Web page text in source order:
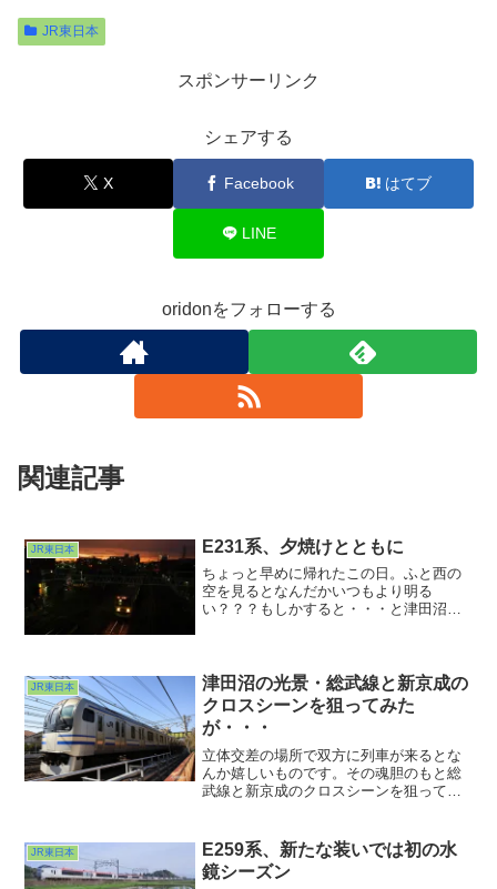
JR東日本
スポンサーリンク
シェアする
X Facebook はてブ
LINE
oridonをフォローする
関連記事
JR東日本 E231系、夕焼けとともに
ちょっと早めに帰れたこの日。ふと西の
空を見るとなんだかいつもより明る
い？？？もしかすると・・・と津田沼駅
ここで撮りましたがまさかお...
JR東日本
津田沼の光景・総武線と新京成の
クロスシーンを狙ってみた
が・・・
立体交差の場所で双方に列車が来るとな
んか嬉しいものです。その魂胆のもと総
武線と新京成のクロスシーンを狙ってみ
たかくなったらまた狙ってみようか？別
の場所からトライするか？そんな作戦タ
イムが楽しくもあり、ですw
JR東日本
E259系、新たな装いでは初の水
鏡シーズン